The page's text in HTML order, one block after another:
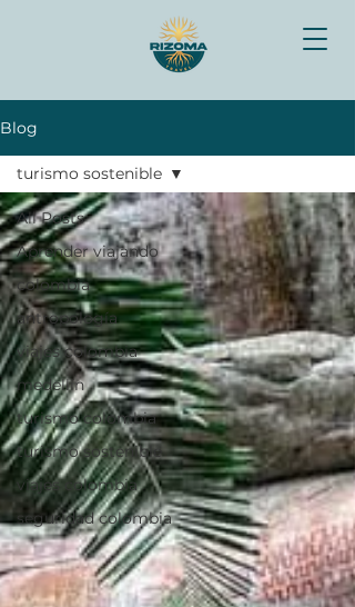
Blog
All Posts
Aprender viajando
colombia
antropología
viajes colombia
medellín
turismo colombia
turismo sostenible
viajes colombia
seguridad colombia
turismo sostenible